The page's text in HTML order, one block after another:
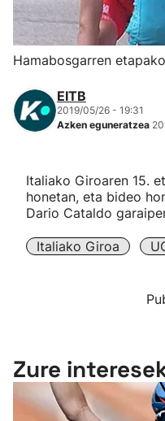
Herri-kirolak
Eskubaloia
Kirolak 360
Mendi-lasterketak
Kirol gehiago
Hamabosgarren
EITB
2019/05/26 - 19:31
Azken eguneratzea
Italiako Giroaren 15.
honetan, eta bideo
Dario Cataldo
Italiako Giroa
Zure